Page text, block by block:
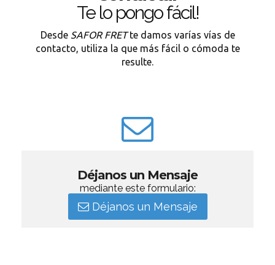
Te lo pongo fácil!
Desde SAFOR FRETte damos varías vías de
contacto, utiliza la que más fácil o cómoda te
resulte.
Déjanos un Mensaje
mediante este formulario:
Déjanos un Mensaje